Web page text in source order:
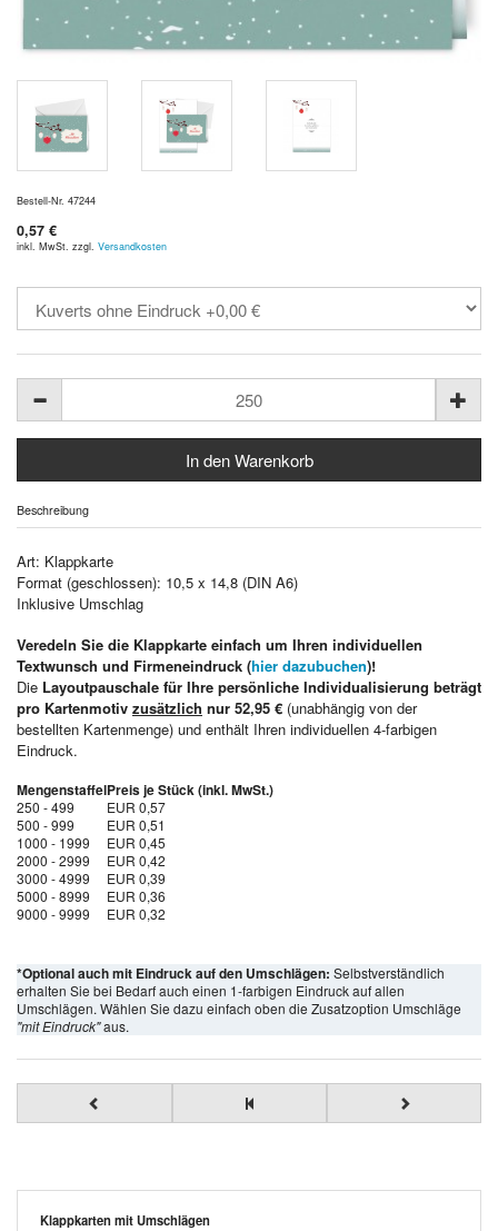
Bestell-Nr. 47244
0,57 €
inkl. MwSt. zzgl. Versandkosten
Beschreibung
Art: Klappkarte
Format (geschlossen): 10,5 x 14,8 (DIN A6)
Inklusive Umschlag
Veredeln Sie die Klappkarte einfach um Ihren individuellen
Textwunsch und Firmeneindruck (hier dazubuchen)!
Die Layoutpauschale für Ihre persönliche Individualisierung beträgt
pro Kartenmotiv zusätzlich nur 52,95 € (unabhängig von der
bestellten Kartenmenge) und enthält Ihren individuellen 4-farbigen
Eindruck.
MengenstaffelPreis je Stück (inkl. MwSt.)
250 - 499
EUR 0,57
500 - 999
EUR 0,51
1000 - 1999
EUR 0,45
2000 - 2999
EUR 0,42
3000 - 4999
EUR 0,39
5000 - 8999
EUR 0,36
9000 - 9999
EUR 0,32
*Optional auch mit Eindruck auf den Umschlägen: Selbstverständlich
erhalten Sie bei Bedarf auch einen 1-farbigen Eindruck auf allen
Umschlägen. Wählen Sie dazu einfach oben die Zusatzoption Umschläge
"mit Eindruck"aus.
Klappkarten mit Umschlägen